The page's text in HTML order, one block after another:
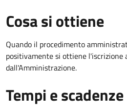
Cosa si ottiene
Quando il procedimento
positivamente si ottiene
dall'Amministrazione.
Tempi e scadenze